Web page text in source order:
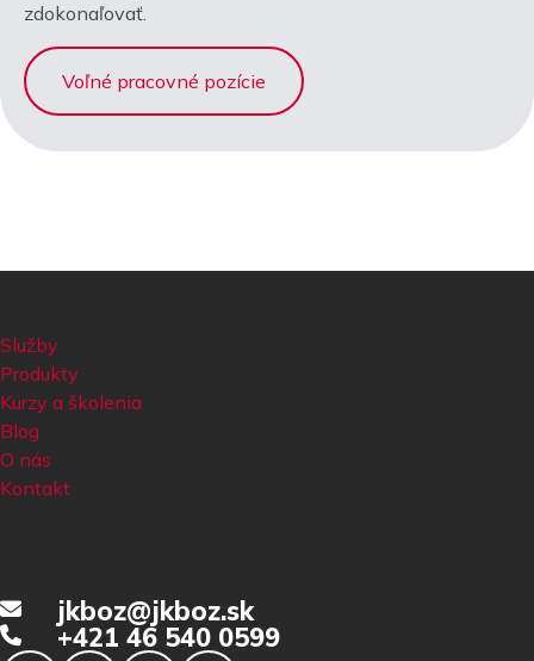
zdokonaľovať.
Voľné pracovné pozície
Služby
Produkty
Kurzy a školenia
Blog
O nás
Kontakt
jkboz@jkboz.sk
+421 46 540 0599